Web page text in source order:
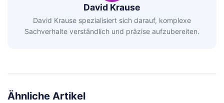
David Krause
David Krause spezialisiert sich darauf, komplexe
Sachverhalte verständlich und präzise aufzubereiten.
Ähnliche Artikel